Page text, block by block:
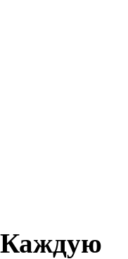
Каждую